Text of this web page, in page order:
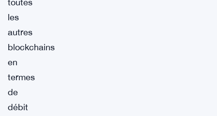
toutes
les
autres
blockchains
en
termes
de
débit